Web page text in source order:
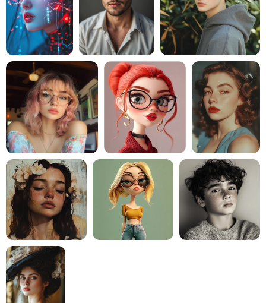
Gerador de tiro na cabeça AI
Criador de fotos para passaporte
Ferramentas de vídeo
Efeitos de vídeo
Aprimorador de vídeo
Removedor de Marca-d'água de Vídeo